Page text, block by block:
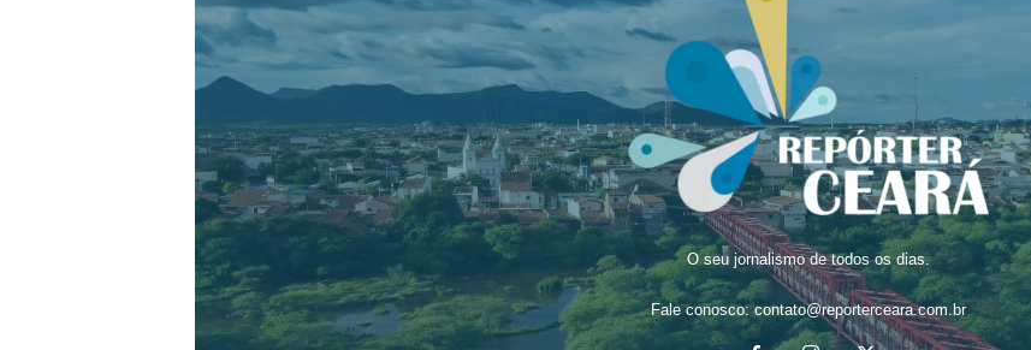
O seu jornalismo de todos os dias.
Fale conosco:contato@reporterceara.com.br